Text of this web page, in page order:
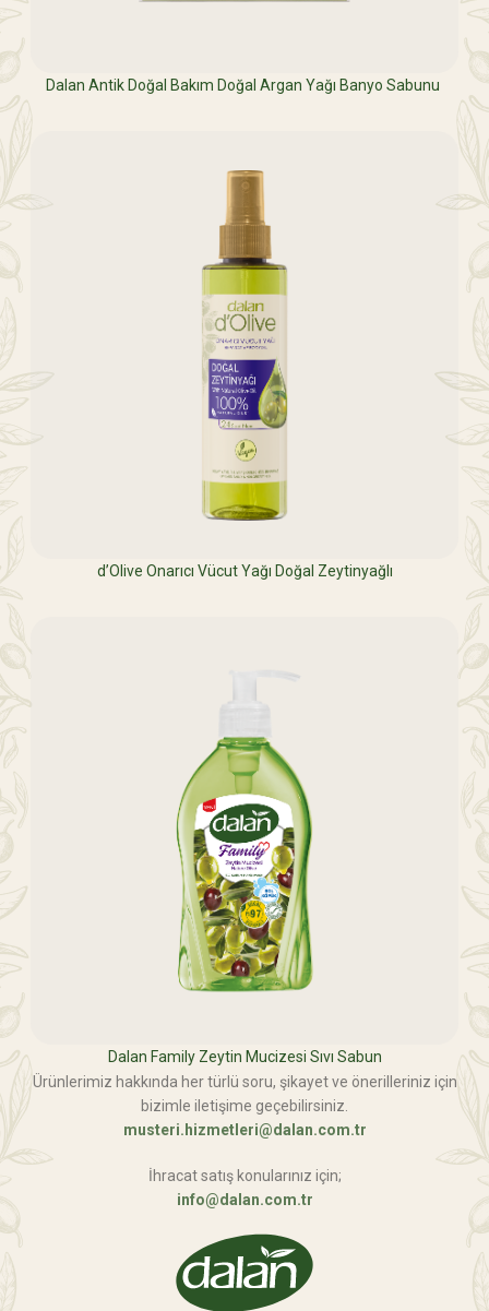
Dalan Antik Doğal Bakım Doğal Argan Yağı Banyo Sabunu
d’Olive Onarıcı Vücut Yağı Doğal Zeytinyağlı
Dalan Family Zeytin Mucizesi Sıvı Sabun
Ürünlerimiz hakkında her türlü soru, şikayet ve önerilleriniz için
bizimle iletişime geçebilirsiniz.
musteri.hizmetleri@dalan.com.tr
İhracat satış konularınız için;
info@dalan.com.tr